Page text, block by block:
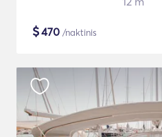
$470 /naktinis